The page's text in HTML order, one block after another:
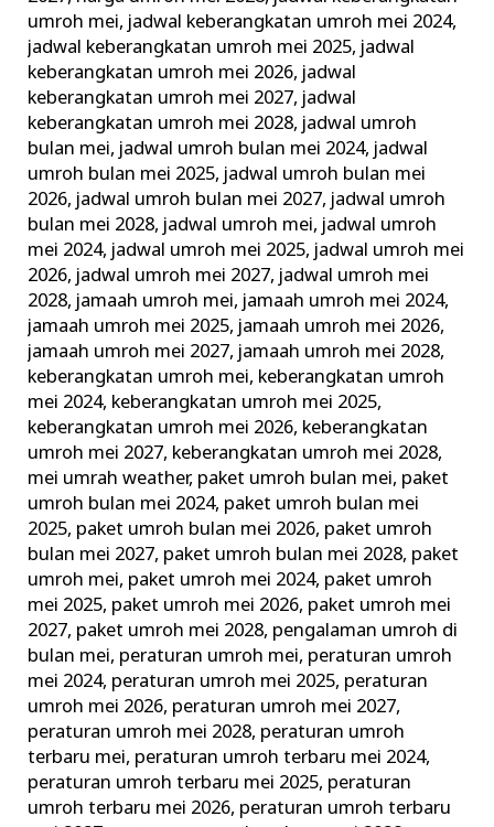
umroh mei, jadwal keberangkatan umroh mei 2024,
jadwal keberangkatan umroh mei 2025, jadwal
keberangkatan umroh mei 2026, jadwal
keberangkatan umroh mei 2027, jadwal
keberangkatan umroh mei 2028, jadwal umroh
bulan mei, jadwal umroh bulan mei 2024, jadwal
umroh bulan mei 2025, jadwal umroh bulan mei
2026, jadwal umroh bulan mei 2027, jadwal umroh
bulan mei 2028, jadwal umroh mei, jadwal umroh
mei 2024, jadwal umroh mei 2025, jadwal umroh mei
2026, jadwal umroh mei 2027, jadwal umroh mei
2028, jamaah umroh mei, jamaah umroh mei 2024,
jamaah umroh mei 2025, jamaah umroh mei 2026,
jamaah umroh mei 2027, jamaah umroh mei 2028,
keberangkatan umroh mei, keberangkatan umroh
mei 2024, keberangkatan umroh mei 2025,
keberangkatan umroh mei 2026, keberangkatan
umroh mei 2027, keberangkatan umroh mei 2028,
mei umrah weather, paket umroh bulan mei, paket
umroh bulan mei 2024, paket umroh bulan mei
2025, paket umroh bulan mei 2026, paket umroh
bulan mei 2027, paket umroh bulan mei 2028, paket
umroh mei, paket umroh mei 2024, paket umroh
mei 2025, paket umroh mei 2026, paket umroh mei
2027, paket umroh mei 2028, pengalaman umroh di
bulan mei, peraturan umroh mei, peraturan umroh
mei 2024, peraturan umroh mei 2025, peraturan
umroh mei 2026, peraturan umroh mei 2027,
peraturan umroh mei 2028, peraturan umroh
terbaru mei, peraturan umroh terbaru mei 2024,
peraturan umroh terbaru mei 2025, peraturan
umroh terbaru mei 2026, peraturan umroh terbaru